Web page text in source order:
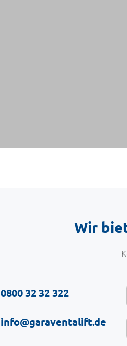
Wir
0800 32 32 322
info@garaventalift.de